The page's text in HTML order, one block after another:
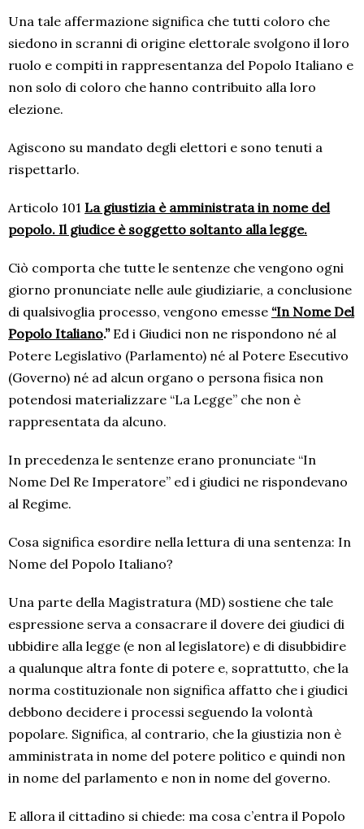
Una tale affermazione significa che tutti coloro che
siedono in scranni di origine elettorale svolgono il loro
ruolo e compiti in rappresentanza del Popolo Italiano e
non solo di coloro che hanno contribuito alla loro
elezione.
Agiscono su mandato degli elettori e sono tenuti a
rispettarlo.
Articolo 101 La giustizia è amministrata in nome del
popolo. Il giudice è soggetto soltanto alla legge.
Ciò comporta che tutte le sentenze che vengono ogni
giorno pronunciate nelle aule giudiziarie, a conclusione
di qualsivoglia processo, vengono emesse “In Nome Del
Popolo Italiano.” Ed i Giudici non ne rispondono né al
Potere Legislativo (Parlamento) né al Potere Esecutivo
(Governo) né ad alcun organo o persona fisica non
potendosi materializzare “La Legge” che non è
rappresentata da alcuno.
In precedenza le sentenze erano pronunciate “In
Nome Del Re Imperatore” ed i giudici ne rispondevano
al Regime.
Cosa significa esordire nella lettura di una sentenza: In
Nome del Popolo Italiano?
Una parte della Magistratura (MD) sostiene che tale
espressione serva a consacrare il dovere dei giudici di
ubbidire alla legge (e non al legislatore) e di disubbidire
a qualunque altra fonte di potere e, soprattutto, che la
norma costituzionale non significa affatto che i giudici
debbono decidere i processi seguendo la volontà
popolare. Significa, al contrario, che la giustizia non è
amministrata in nome del potere politico e quindi non
in nome del parlamento e non in nome del governo.
E allora il cittadino si chiede: ma cosa c’entra il Popolo